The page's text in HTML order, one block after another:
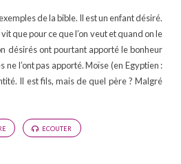
de la bible. Il est un enfant désiré.
que pour ce que l’on veut et quand on le
désirés ont pourtant apporté le bonheur
l’ont pas apporté. Moïse (en Egyptien :
Il est fils, mais de quel père ? Malgré
ECOUTER